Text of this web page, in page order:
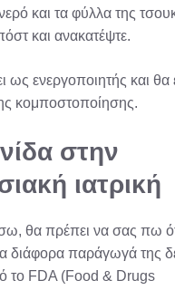
νερό και τα φύλλα της
και ανακατέψτε.
ως ενεργοποιητής και θα
κομποστοποίησης.
στην
ιατρική
θα πρέπει να σας πω
διάφορα παράγωγά της
το FDA (Food & Drugs